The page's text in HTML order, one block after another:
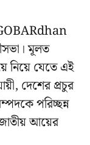
মূলত
নিয়ে যেতে এই
দেশের প্রচুর
পরিচ্ছন্ন
জাতীয় আয়ের